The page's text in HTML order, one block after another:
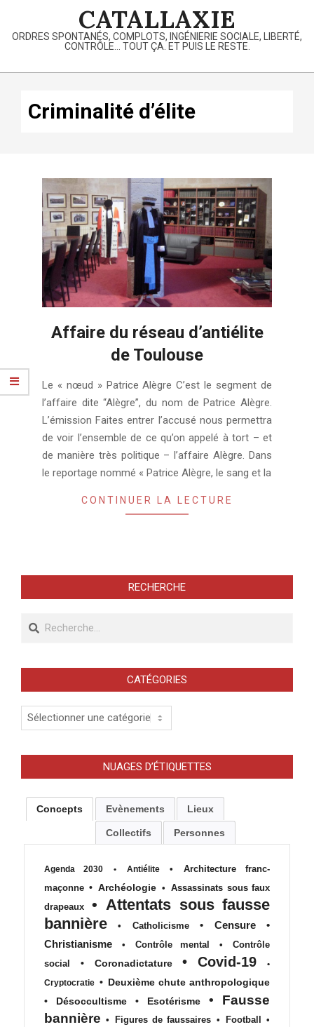
content
CATALLAXIE
ORDRES SPONTANÉS, COMPLOTS, INGÉNIERIE SOCIALE, LIBERTÉ,
CONTRÔLE… TOUT ÇA. ET PUIS LE RESTE.
Primary
Criminalité d’élite
Affaire du réseau d’antiélite
de Toulouse
02-
08
Le « nœud » Patrice Alègre C’est le segment de
l’affaire dite “Alègre”, du nom de Patrice Alègre.
L’émission Faites entrer l’accusé nous permettra
de voir l’ensemble de ce qu’on appelé à tort – et
de manière très politique – l’affaire Alègre. Dans
le reportage nommé « Patrice Alègre, le sang et la
CONTINUER LA LECTURE
RECHERCHE
Recherche
CATÉGORIES
Catégories
NUAGES D’ÉTIQUETTES
Concepts Evènements Lieux
Collectifs Personnes
Agenda 2030 • Antiélite •
Architecture franc-
maçonne • Archéologie • Assassinats sous faux
drapeaux
• Attentats sous fausse
bannière
• Catholicisme • Censure
•
Christianisme
• Contrôle mental •
Contrôle
social
• Coronadictature • Covid-19
•
Cryptocratie • Deuxième chute anthropologique
•
Désoccultisme • Esotérisme •
Fausse
bannière • Figures de faussaires • Football
•